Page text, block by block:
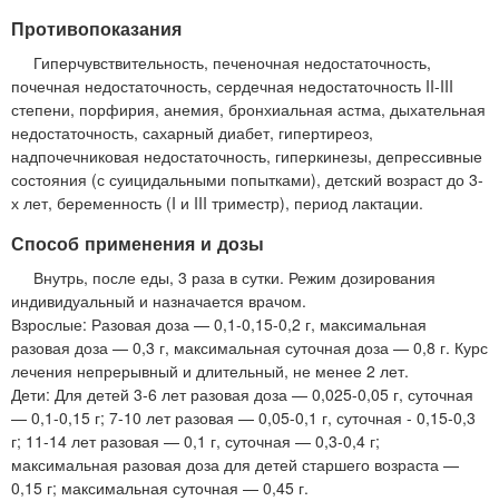
Противопоказания
Гиперчувствительность, печеночная недостаточность,
почечная недостаточность, сердечная недостаточность II-III
степени, порфирия, анемия, бронхиальная астма, дыхательная
недостаточность, сахарный диабет, гипертиреоз,
надпочечниковая недостаточность, гиперкинезы, депрессивные
состояния (с суицидальными попытками), детский возраст до 3-
х лет, беременность (I и III триместр), период лактации.
Способ применения и дозы
Внутрь, после еды, 3 раза в сутки. Режим дозирования
индивидуальный и назначается врачом.
Взрослые: Разовая доза — 0,1-0,15-0,2 г, максимальная
разовая доза — 0,3 г, максимальная суточная доза — 0,8 г. Курс
лечения непрерывный и длительный, не менее 2 лет.
Дети: Для детей 3-6 лет разовая доза — 0,025-0,05 г, суточная
— 0,1-0,15 г; 7-10 лет разовая — 0,05-0,1 г, суточная - 0,15-0,3
г; 11-14 лет разовая — 0,1 г, суточная — 0,3-0,4 г;
максимальная разовая доза для детей старшего возраста —
0,15 г; максимальная суточная — 0,45 г.